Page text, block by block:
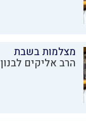
מצלמות בשבת
הרב אליקים לבנון